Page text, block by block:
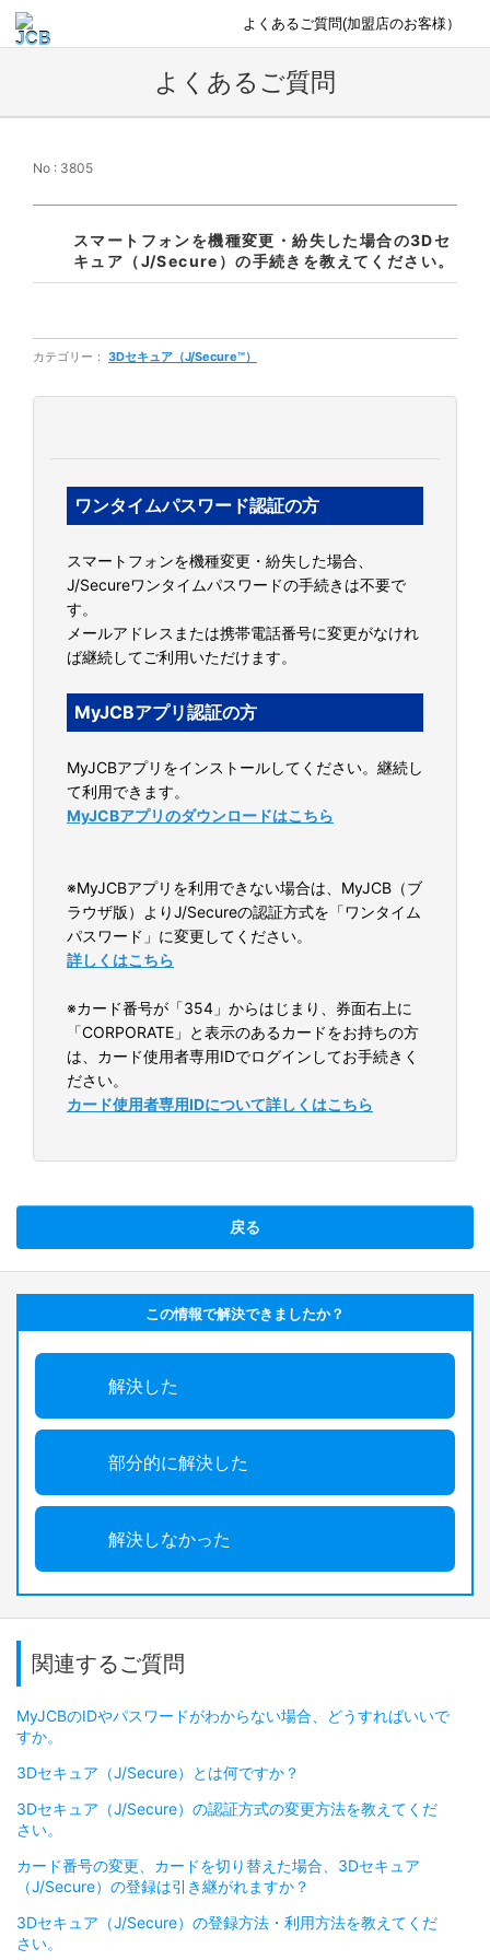
よくあるご質問(加盟店のお客様）
よくあるご質問
No : 3805
スマートフォンを機種変更・紛失した場合の3Dセ
キュア（J/Secure）の手続きを教えてください。
カテゴリー： 3Dセキュア（J/Secure™）
ワンタイムパスワード認証の方
スマートフォンを機種変更・紛失した場合、
J/Secureワンタイムパスワードの手続きは不要で
す。
メールアドレスまたは携帯電話番号に変更がなけれ
ば継続してご利用いただけます。
MyJCBアプリ認証の方
MyJCBアプリをインストールしてください。継続し
て利用できます。
MyJCBアプリのダウンロードはこちら
※MyJCBアプリを利用できない場合は、MyJCB（ブ
ラウザ版）よりJ/Secureの認証方式を「ワンタイム
パスワード」に変更してください。
詳しくはこちら
※カード番号が「354」からはじまり、券面右上に
「CORPORATE」と表示のあるカードをお持ちの方
は、カード使用者専用IDでログインしてお手続きく
ださい。
カード使用者専用IDについて詳しくはこちら
戻る
この情報で解決できましたか？
解決した
部分的に解決した
解決しなかった
関連するご質問
MyJCBのIDやパスワードがわからない場合、どうすればいいで
すか。
3Dセキュア（J/Secure）とは何ですか？
3Dセキュア（J/Secure）の認証方式の変更方法を教えてくだ
さい。
カード番号の変更、カードを切り替えた場合、3Dセキュア
（J/Secure）の登録は引き継がれますか？
3Dセキュア（J/Secure）の登録方法・利用方法を教えてくだ
さい。